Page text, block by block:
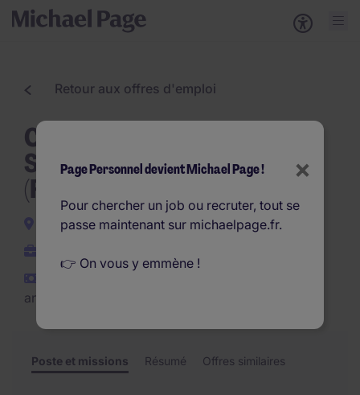
Retour aux offres d'emploi
Client Operations Officer -
Securities & Management
(F/H)
Montrouge
an
Poste et missions Résumé Offres similaires
×
Page Personnel devient Michael Page !
Pour chercher un job ou recruter, tout se
passe maintenant sur michaelpage.fr.
👉 On vous y emmène !